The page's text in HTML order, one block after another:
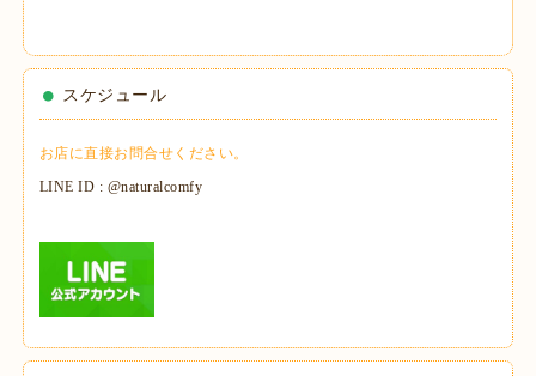
スケジュール
お店に直接お問合せください。
LINE ID : @naturalcomfy